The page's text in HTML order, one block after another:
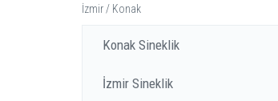
İzmir / Konak
Konak Sineklik
İzmir Sineklik